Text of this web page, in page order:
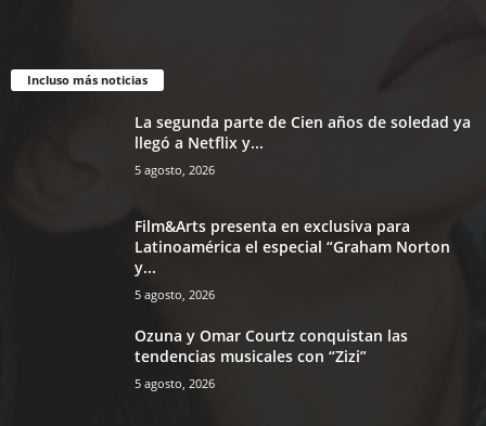
Incluso más noticias
La segunda parte de Cien años de soledad ya
llegó a Netflix y...
5 agosto, 2026
Film&Arts presenta en exclusiva para
Latinoamérica el especial “Graham Norton
y...
5 agosto, 2026
Ozuna y Omar Courtz conquistan las
tendencias musicales con “Zizi”
5 agosto, 2026